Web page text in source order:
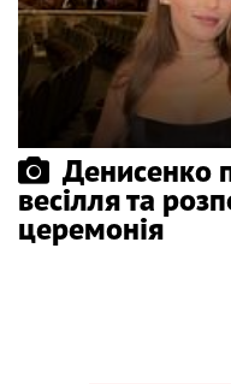
Денисенко
весілля та
церемонія